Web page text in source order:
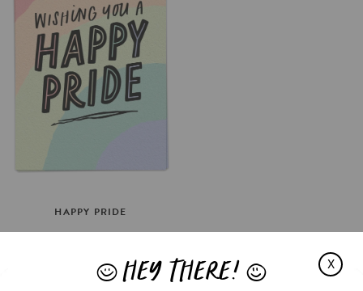
HAPPY PRIDE
€3.5
OPTIES SELECTEREN X
JHEY THERE! L